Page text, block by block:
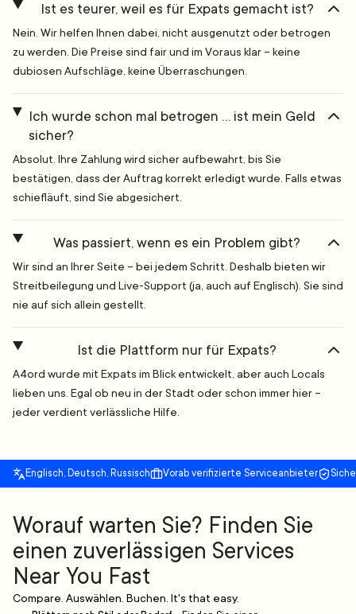
Ist es teurer, weil es für Expats gemacht ist?
Nein. Wir helfen Ihnen dabei, nicht ausgenutzt oder betrogen
zu werden. Die Preise sind fair und im Voraus klar – keine
dubiosen Aufschläge, keine Überraschungen.
Ich wurde schon mal betrogen … ist mein Geld
sicher?
Absolut. Ihre Zahlung wird sicher aufbewahrt, bis Sie
bestätigen, dass der Auftrag korrekt erledigt wurde. Falls etwas
schiefläuft, sind Sie abgesichert.
Was passiert, wenn es ein Problem gibt?
Wir sind an Ihrer Seite – bei jedem Schritt. Deshalb bieten wir
Streitbeilegung und Live-Support (ja, auch auf Englisch). Sie sind
nie auf sich allein gestellt.
Ist die Plattform nur für Expats?
A4ord wurde mit Expats im Blick entwickelt, aber auch Locals
lieben uns. Egal ob neu in der Stadt oder schon immer hier –
jeder verdient verlässliche Hilfe.
Englisch, Deutsch, Russisch Vorab verifizierte Serviceanbieter
Worauf warten Sie? Finden Sie
einen zuverlässigen Services
Near You Fast
Compare. Auswählen. Buchen. It's that easy.